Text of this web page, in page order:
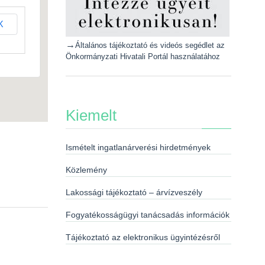
→ Általános tájékoztató és videós segédlet az
Önkormányzati Hivatali Portál használatához
Kiemelt
Ismételt ingatlanárverési hirdetmények
Közlemény
Lakossági tájékoztató – árvízveszély
Fogyatékosságügyi tanácsadás információk
Tájékoztató az elektronikus ügyintézésről